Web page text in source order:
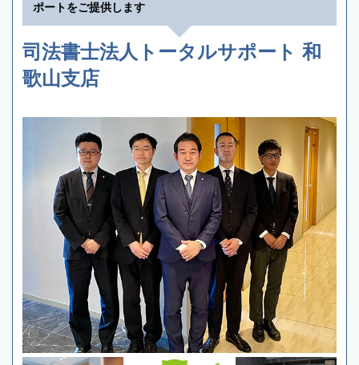
ポートをご提供します
司法書士法人トータルサポート 和
歌山支店